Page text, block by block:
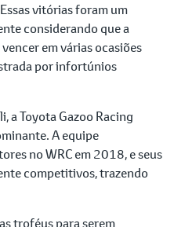
vitórias foram um
considerando que a
em várias ocasiões
por infortúnios
a Toyota Gazoo Racing
A equipe
no WRC em 2018, e seus
competitivos, trazendo
troféus para serem